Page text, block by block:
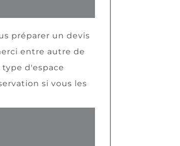
préparer un devis
entre autre de
d'espace
si vous les